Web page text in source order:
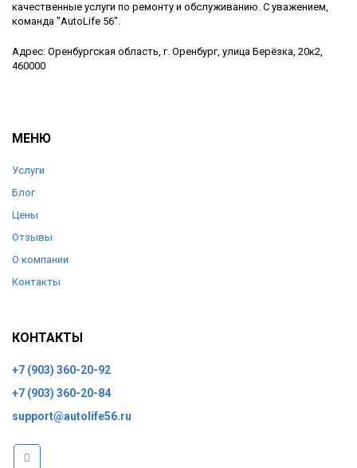
качественные услуги по ремонту и обслуживанию. С уважением,
команда "AutoLife 56".
Адрес: Оренбургская область, г. Оренбург, улица Берёзка, 20к2,
460000
МЕНЮ
Услуги
Блог
Цены
Отзывы
О компании
Контакты
КОНТАКТЫ
+7 (903) 360-20-92
+7 (903) 360-20-84
support@autolife56.ru